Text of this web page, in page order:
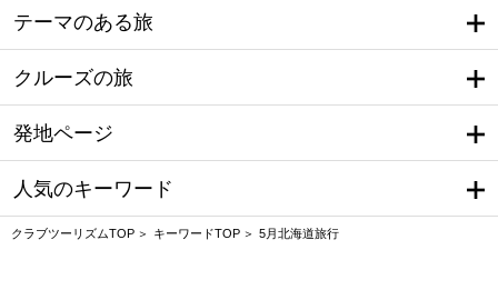
テーマのある旅
クルーズの旅
発地ページ
人気のキーワード
クラブツーリズムTOP キーワードTOP 5月北海道旅行